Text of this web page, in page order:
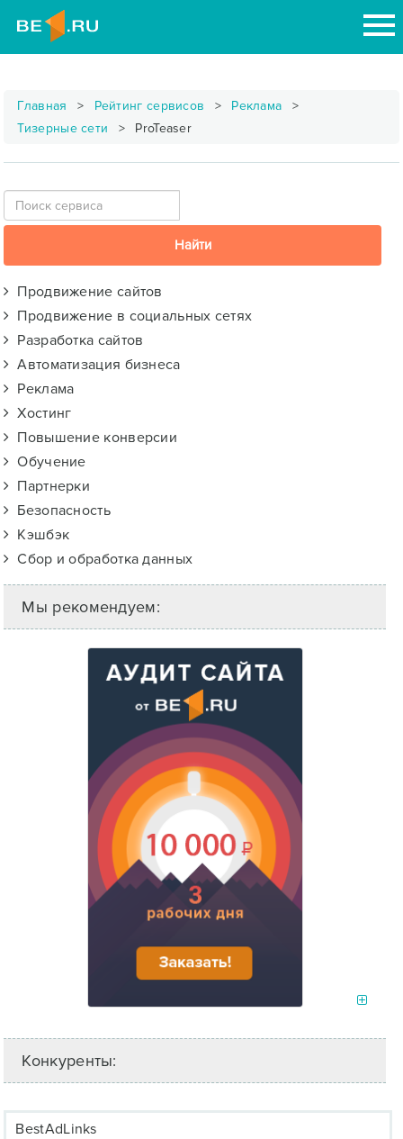
Главная Рейтинг сервисов
Реклама
Тизерные сети
ProTeaser
Продвижение сайтов
Продвижение в социальных сетях
Разработка сайтов
Автоматизация бизнеса
Реклама
Хостинг
Повышение конверсии
Обучение
Партнерки
Безопасность
Кэшбэк
Сбор и обработка данных
Мы рекомендуем:
Конкуренты:
BestAdLinks